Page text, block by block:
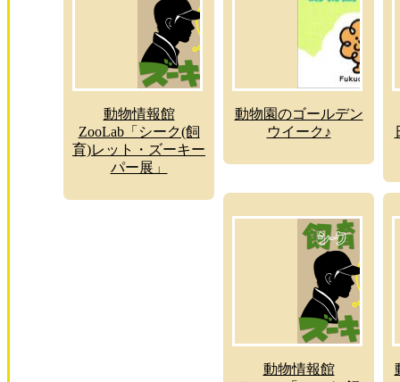
動物情報館
ZooLab「シーク(飼
育)レット・ズーキー
パー展」
動物園のゴールデン
ウイーク♪
動物情報館